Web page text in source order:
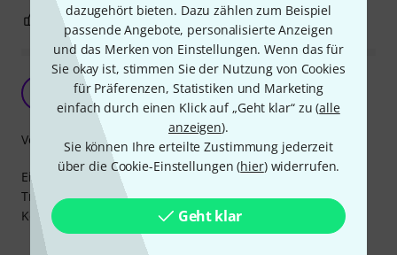
dazugehört bieten. Dazu zählen zum Beispiel
passende Angebote, personalisierte Anzeigen
und das Merken von Einstellungen. Wenn das für
Sie okay ist, stimmen Sie der Nutzung von Cookies
für Präferenzen, Statistiken und Marketing
einfach durch einen Klick auf „Geht klar“ zu (alle
anzeigen).
Sie können Ihre erteilte Zustimmung jederzeit
über die Cookie-Einstellungen (hier) widerrufen.
Geht klar
0
Super Tool
STORM-Eventtechnik 27.07.2017
Ein klasse Tool, um das Kabelchaose auf und in der
Traverse zu bändigen!
Kein Aufbau mehr ohne!
Verarbeitung